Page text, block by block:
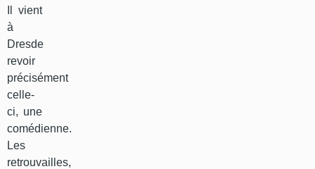
Il vient
à
Dresde
revoir
précisément
celle-
ci, une
comédienne.
Les
retrouvailles,